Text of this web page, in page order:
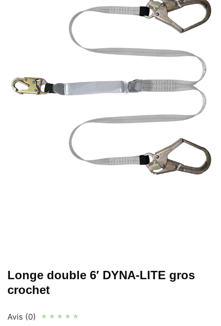
Longe double 6′ DYNA-LITE gros
crochet
Avis (0) ★ ★ ★ ★ ★